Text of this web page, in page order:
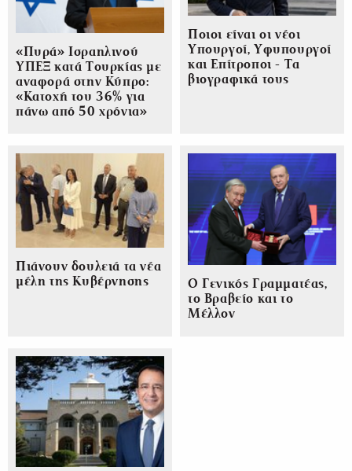
«Πυρά» Ισραηλινού
ΥΠΕΞ κατά Τουρκίας με
αναφορά στην Κύπρο:
«Κατοχή του 36% για
πάνω από 50 χρόνια»
Ποιοι είναι οι νέοι
Υπουργοί, Υφυπουργοί
και Επίτροποι - Τα
βιογραφικά τους
Πιάνουν δουλειά τα νέα
μέλη της Κυβέρνησης
Ο Γενικός Γραμματέας,
το Βραβείο και το
Μέλλον